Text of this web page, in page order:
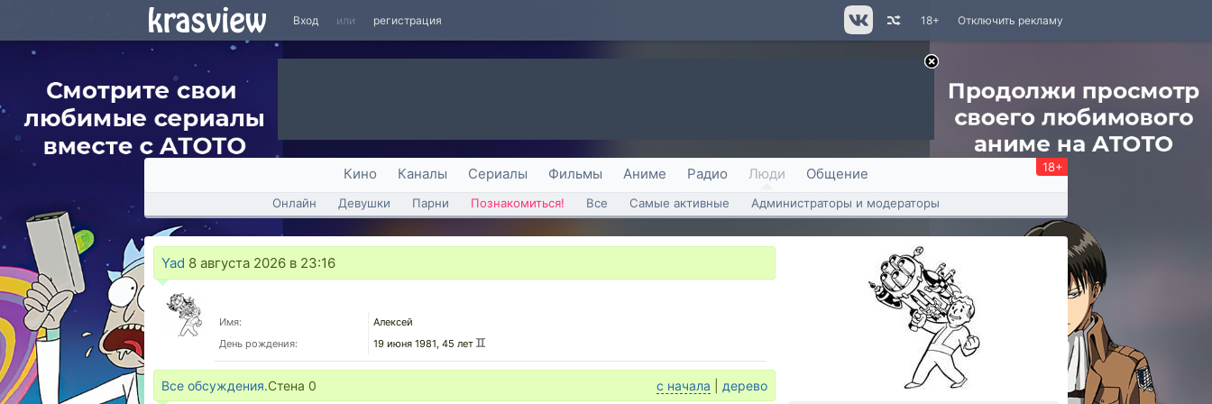
Вход или регистрация Отключить рекламу
18+
Кино Каналы Сериалы Фильмы Аниме Радио Люди Общение 18+
Онлайн Девушки Парни Познакомиться! Все Самые активные Администраторы и модераторы
Yad 8 августа 2026 в 23:16
Имя:
Алексей
День рождения:
19 июня 1981, 45 лет
Все обсуждения.Стена 0 с начала дерево